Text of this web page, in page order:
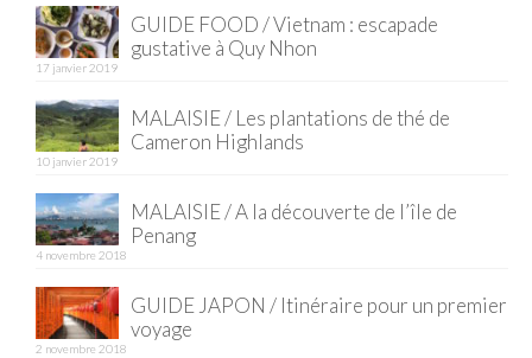
EUROPE
La Réunion
Poitou
Savoie
GUIDE FOOD / Vietnam : escapade
gustative à Quy Nhon
17 janvier 2019
MALAISIE / Les plantations de thé de
Cameron Highlands
10 janvier 2019
MALAISIE / A la découverte de l’île de
Penang
4 novembre 2018
GUIDE JAPON / Itinéraire pour un premier
voyage
2 novembre 2018